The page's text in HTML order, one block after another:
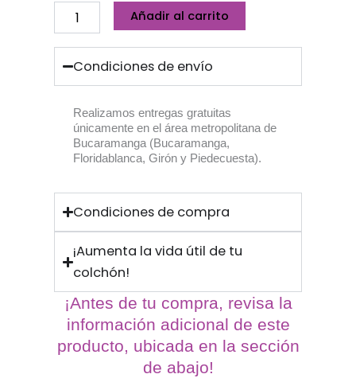
Añadir al carrito
Condiciones de envío
Realizamos entregas gratuitas
únicamente en el área metropolitana de
Bucaramanga (Bucaramanga,
Floridablanca, Girón y Piedecuesta).
Condiciones de compra
¡Aumenta la vida útil de tu
colchón!
¡Antes de tu compra, revisa la
información adicional de este
producto, ubicada en la sección
de abajo!